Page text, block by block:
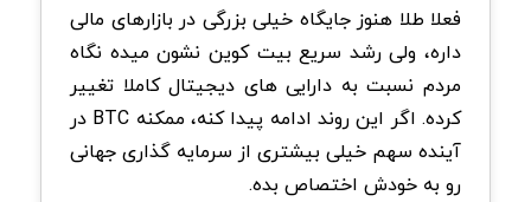
فعلا طلا هنوز جایگاه خیلی بزرگی در بازارهای مالی
داره، ولی رشد سریع بیت کوین نشون میده نگاه
مردم نسبت به دارایی های دیجیتال کاملا تغییر
کرده. اگر این روند ادامه پیدا کنه، ممکنه BTC در
آینده سهم خیلی بیشتری از سرمایه گذاری جهانی
رو به خودش اختصاص بده.